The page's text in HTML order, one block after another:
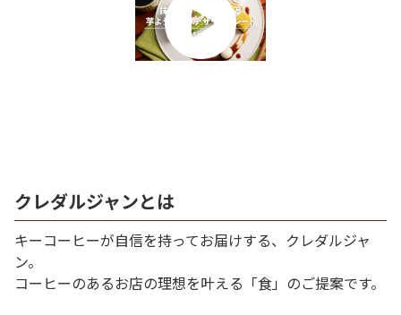
クレダルジャンとは
キーコーヒーが自信を持ってお届けする、クレダルジャ
ン。
コーヒーのあるお店の理想を叶える「食」のご提案です。